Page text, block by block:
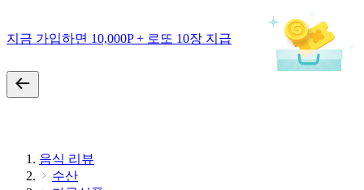
지금 가입하면 10,000P + 로또 10장 지급
음식 리뷰
수산